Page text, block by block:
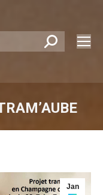
Jan